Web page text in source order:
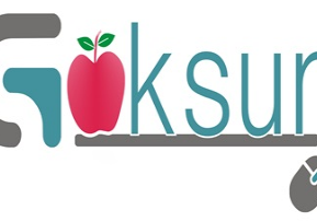
İlçe Jandarma Komutanı Karakaya’dan
Bertiz’in Yeni Köprüsünde Sona Doğru.